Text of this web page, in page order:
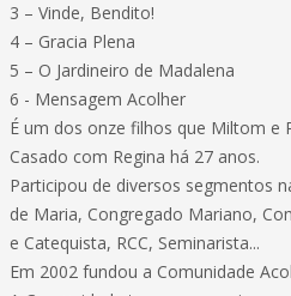
3 – Vinde, Bendito!
4 – Gracia Plena
5 – O Jardineiro de Madalena
6 - Mensagem Acolher
É um dos onze filhos que Miltom e
Casado com Regina há 27 anos.
Participou de diversos segmentos
de Maria, Congregado Mariano,
e Catequista, RCC, Seminarista...
Em 2002 fundou a Comunidade